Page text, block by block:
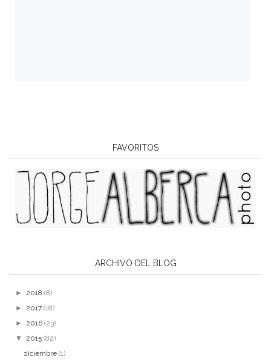
FAVORITOS
ARCHIVO DEL BLOG
► 2018 (8)
► 2017 (18)
► 2016 (23)
▼ 2015 (82)
diciembre(1)